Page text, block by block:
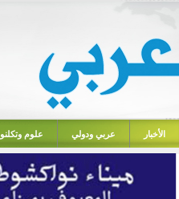
الأخبار عربي ودولي علوم